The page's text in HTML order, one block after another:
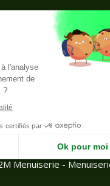
Saint-Savin
Vienne (86)
de cuisine,
d'escalier sur mesure,
de salle de bain,
de menuiseries
de dressing, pose
Menuiserie -
l'analyse
de
?
certifiés par
Ok pour moi
: Personnalisez vos Options
et de gérer vos paramètres de